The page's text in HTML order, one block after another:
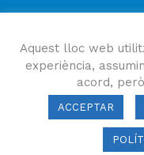
Consell Comarcal del
Aquest lloc web
experiència,
acord,
ACCEPTAR